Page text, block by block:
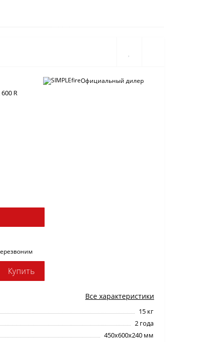
600 R
Официальный дилер
Все характеристики
15 кг
2 года
450x600x240 мм
Купить